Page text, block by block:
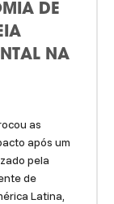
DE
NA
as
após um
pela
de
Latina,